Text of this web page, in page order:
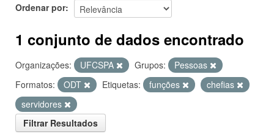
Ordenar por
1 conjunto de dados encontrado
Organizações: UFCSPA Grupos:
Pessoas
Formatos:
ODT Etiquetas: funções
chefias
servidores
Filtrar Resultados